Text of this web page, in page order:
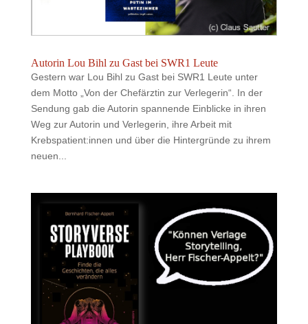
Autorin Lou Bihl zu Gast bei SWR1 Leute
Gestern war Lou Bihl zu Gast bei SWR1 Leute unter
dem Motto „Von der Chefärztin zur Verlegerin“. In der
Sendung gab die Autorin spannende Einblicke in ihren
Weg zur Autorin und Verlegerin, ihre Arbeit mit
Krebspatient:innen und über die Hintergründe zu ihrem
neuen...